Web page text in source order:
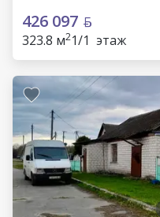
426 097
323.8 м21/1 этаж